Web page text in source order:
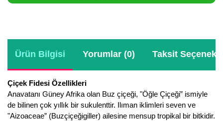
Ürün Bilgisi Yorumlar (0) Taksit
Çiçek Fidesi Özellikleri
Anavatanı Güney Afrika olan Buz çiçeği, "Öğle Çiçeği” ismiyle
de bilinen çok yıllık bir sukulenttir. Ilıman iklimleri seven ve
"Aizoaceae” (Buzçiçeğigiller) ailesine mensup tropikal bir bitkidir.